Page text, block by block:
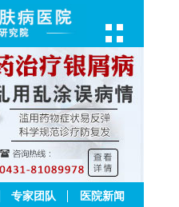
专家团队
医院新闻